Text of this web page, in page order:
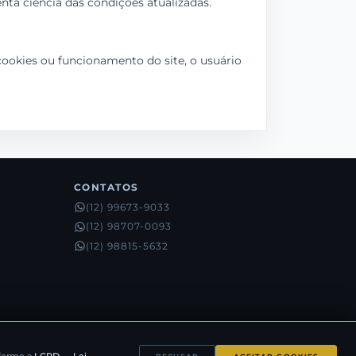
ou funcionamento do site, o usuário
CONTATOS
(12) 99673-9033
(12) 98707-0093
(12) 98815-5632